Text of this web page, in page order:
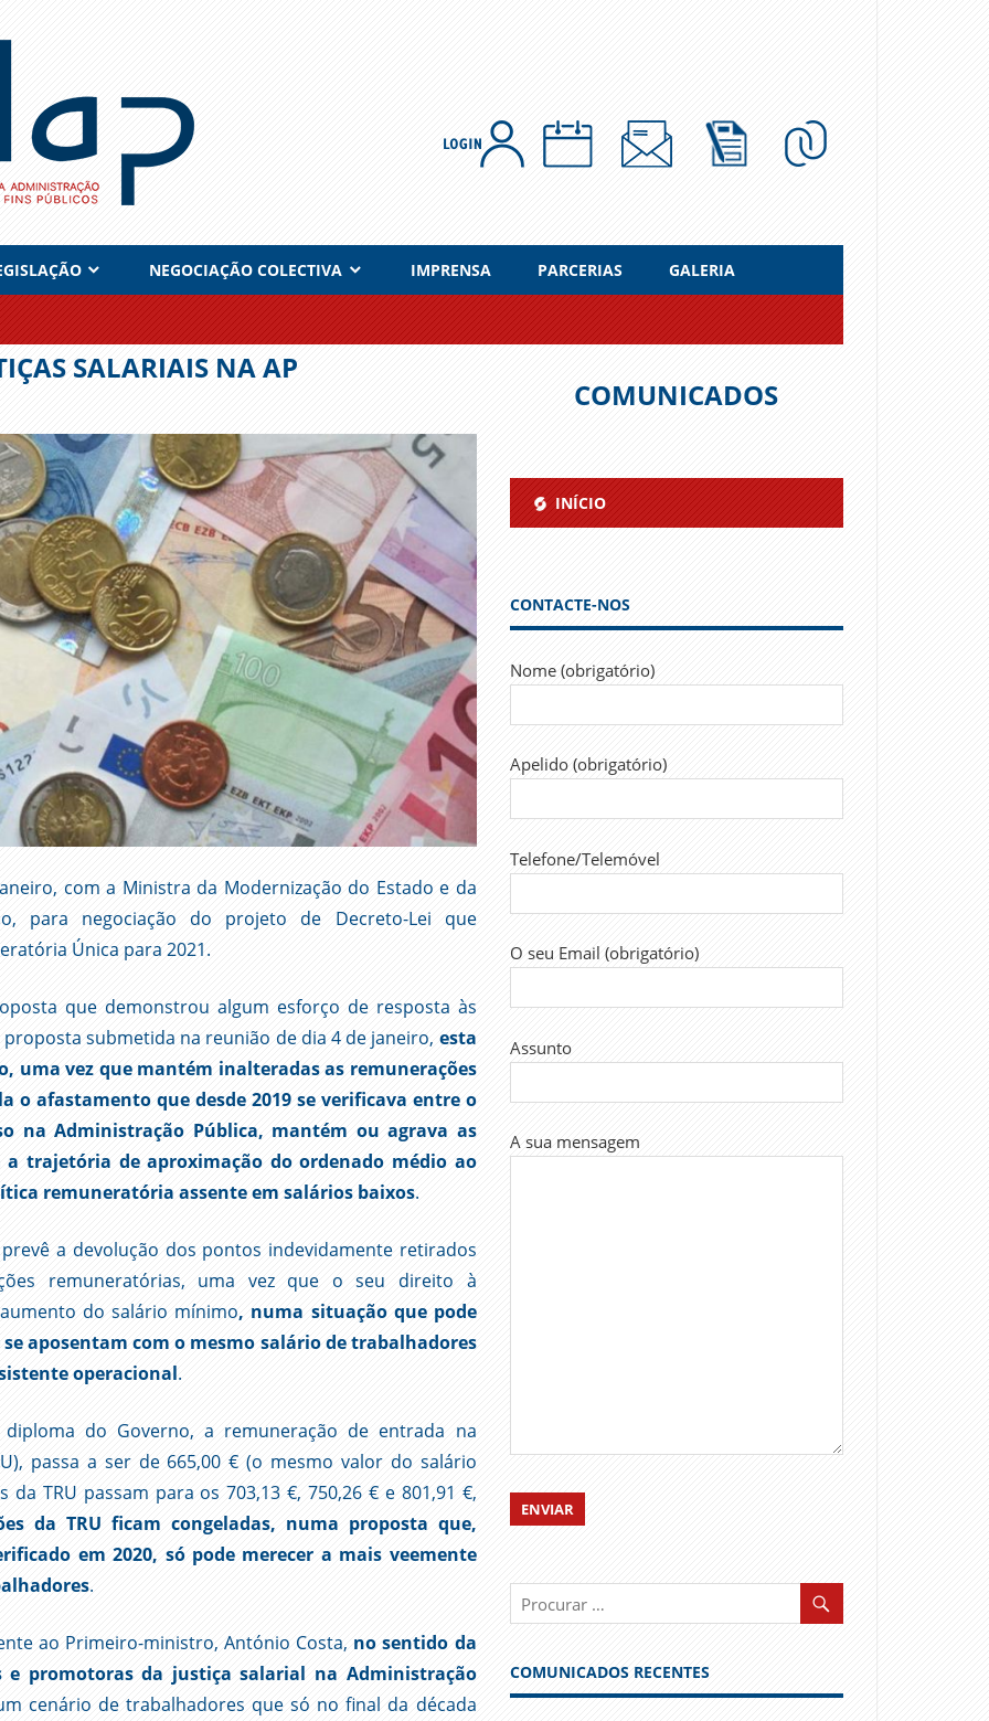
NEGOCIAÇÃO COLECTIVA IMPRENSA PARCERIAS GALERIA
SALARIAIS NA AP
com a Ministra da Modernização do Estado e da
para negociação do projeto de Decreto-Lei que
Única para 2021.
que demonstrou algum esforço de resposta às
submetida na reunião de dia 4 de janeiro, esta
uma vez que mantém inalteradas as remunerações
o afastamento que desde 2019 se verificava entre o
na Administração Pública, mantém ou agrava as
trajetória de aproximação do ordenado médio ao
remuneratória assente em salários baixos.
a devolução dos pontos indevidamente retirados
remuneratórias, uma vez que o seu direito à
do salário mínimo, numa situação que pode
aposentam com o mesmo salário de trabalhadores
operacional.
do Governo, a remuneração de entrada na
passa a ser de 665,00 € (o mesmo valor do salário
da TRU passam para os 703,13 €, 750,26 € e 801,91 €,
da TRU ficam congeladas, numa proposta que,
em 2020, só pode merecer a mais veemente
.
ao Primeiro-ministro, António Costa, no sentido da
promotoras da justiça salarial na Administração
cenário de trabalhadores que só no final da década
COMUNICADOS
INÍCIO
CONTACTE-NOS
Nome (obrigatório)
Apelido (obrigatório)
Telefone/Telemóvel
O seu Email (obrigatório)
Assunto
A sua mensagem
COMUNICADOS RECENTES